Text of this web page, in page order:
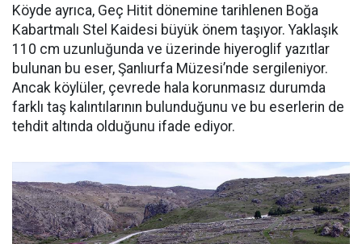
Köyde ayrıca, Geç Hitit dönemine tarihlenen Boğa
Kabartmalı Stel Kaidesi büyük önem taşıyor. Yaklaşık
110 cm uzunluğunda ve üzerinde hiyeroglif yazıtlar
bulunan bu eser, Şanlıurfa Müzesi’nde sergileniyor.
Ancak köylüler, çevrede hala korunmasız durumda
farklı taş kalıntılarının bulunduğunu ve bu eserlerin de
tehdit altında olduğunu ifade ediyor.